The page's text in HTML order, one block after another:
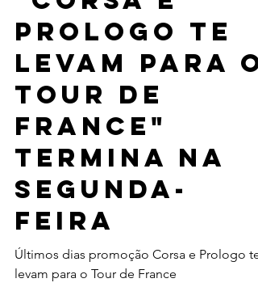
Promoção
"Corsa e
Prologo te
levam para o
Tour de
France"
termina na
segunda-
feira